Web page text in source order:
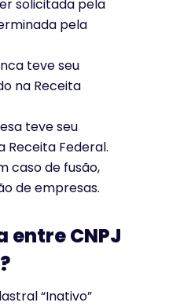
solicitada pela
pela
teve seu
na Receita
teve seu
Receita Federal.
caso de fusão,
de empresas.
entre CNPJ
“Inativo”